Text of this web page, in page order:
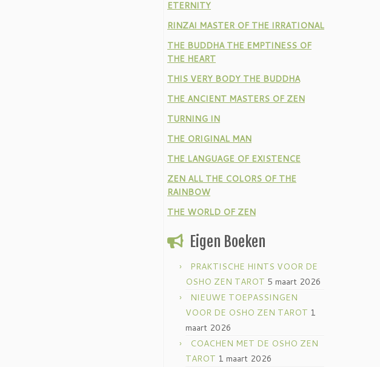
ETERNITY
RINZAI MASTER OF THE IRRATIONAL
THE BUDDHA THE EMPTINESS OF
THE HEART
THIS VERY BODY THE BUDDHA
THE ANCIENT MASTERS OF ZEN
TURNING IN
THE ORIGINAL MAN
THE LANGUAGE OF EXISTENCE
ZEN ALL THE COLORS OF THE
RAINBOW
THE WORLD OF ZEN
Eigen Boeken
PRAKTISCHE HINTS VOOR DE
OSHO ZEN TAROT 5 maart 2026
NIEUWE TOEPASSINGEN
VOOR DE OSHO ZEN TAROT 1
maart 2026
COACHEN MET DE OSHO ZEN
TAROT 1 maart 2026